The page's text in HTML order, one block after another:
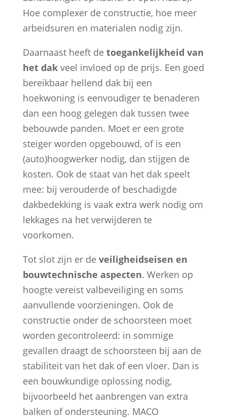
Hoe complexer de constructie, hoe meer
arbeidsuren en materialen nodig zijn.
Daarnaast heeft de toegankelijkheid van
het dakveel invloed op de prijs. Een goed
bereikbaar hellend dak bij een
hoekwoning is eenvoudiger te benaderen
dan een hoog gelegen dak tussen twee
bebouwde panden. Moet er een grote
steiger worden opgebouwd, of is een
(auto)hoogwerker nodig, dan stijgen de
kosten. Ook de staat van het dak speelt
mee: bij verouderde of beschadigde
dakbedekking is vaak extra werk nodig om
lekkages na het verwijderen te
voorkomen.
Tot slot zijn er de veiligheidseisen en
bouwtechnische aspecten. Werken op
hoogte vereist valbeveiliging en soms
aanvullende voorzieningen. Ook de
constructie onder de schoorsteen moet
worden gecontroleerd: in sommige
gevallen draagt de schoorsteen bij aan de
stabiliteit van het dak of een vloer. Dan is
een bouwkundige oplossing nodig,
bijvoorbeeld het aanbrengen van extra
balken of ondersteuning. MACO